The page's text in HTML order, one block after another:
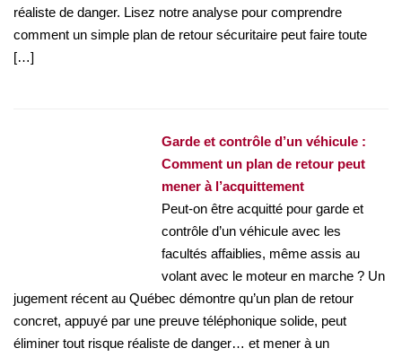
réaliste de danger. Lisez notre analyse pour comprendre
comment un simple plan de retour sécuritaire peut faire toute
[…]
Garde et contrôle d’un véhicule :
Comment un plan de retour peut
mener à l’acquittement
Peut-on être acquitté pour garde et
contrôle d’un véhicule avec les
facultés affaiblies, même assis au
volant avec le moteur en marche ? Un
jugement récent au Québec démontre qu’un plan de retour
concret, appuyé par une preuve téléphonique solide, peut
éliminer tout risque réaliste de danger… et mener à un